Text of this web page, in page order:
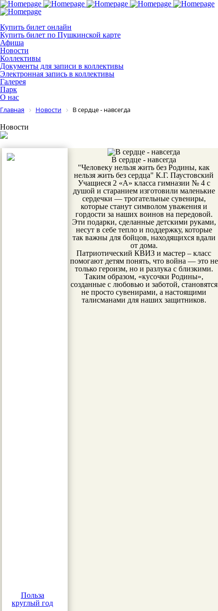
Купить билет онлайн
Купить билет по Пушкинской карте
Афиша
Новости
Коллективы
Документы для записи в коллективы
Электронная запись в коллективы
Галерея
Парк
О нас
Главная Новости В сердце - навсегда
Новости
Польза
круглый год
В сердце - навсегда
"Человеку нельзя жить без Родины, как
нельзя жить без сердца" К.Г. Паустовский
Учащиеся 2 «А» класса гимназии № 4 с
душой и старанием изготовили маленькие
сердечки — трогательные сувениры,
которые станут символом уважения и
гордости за наших воинов на передовой.
Эти подарки, сделанные детскими руками,
несут в себе тепло и поддержку, которые
так важны для бойцов, находящихся вдали
от дома.
Патриотический КВИЗ и мастер – класс
помогают детям понять, что война — это не
только героизм, но и разлука с близкими.
Таким образом, «кусочки Родины»,
созданные с любовью и заботой, становятся
не просто сувенирами, а настоящими
талисманами для наших защитников.